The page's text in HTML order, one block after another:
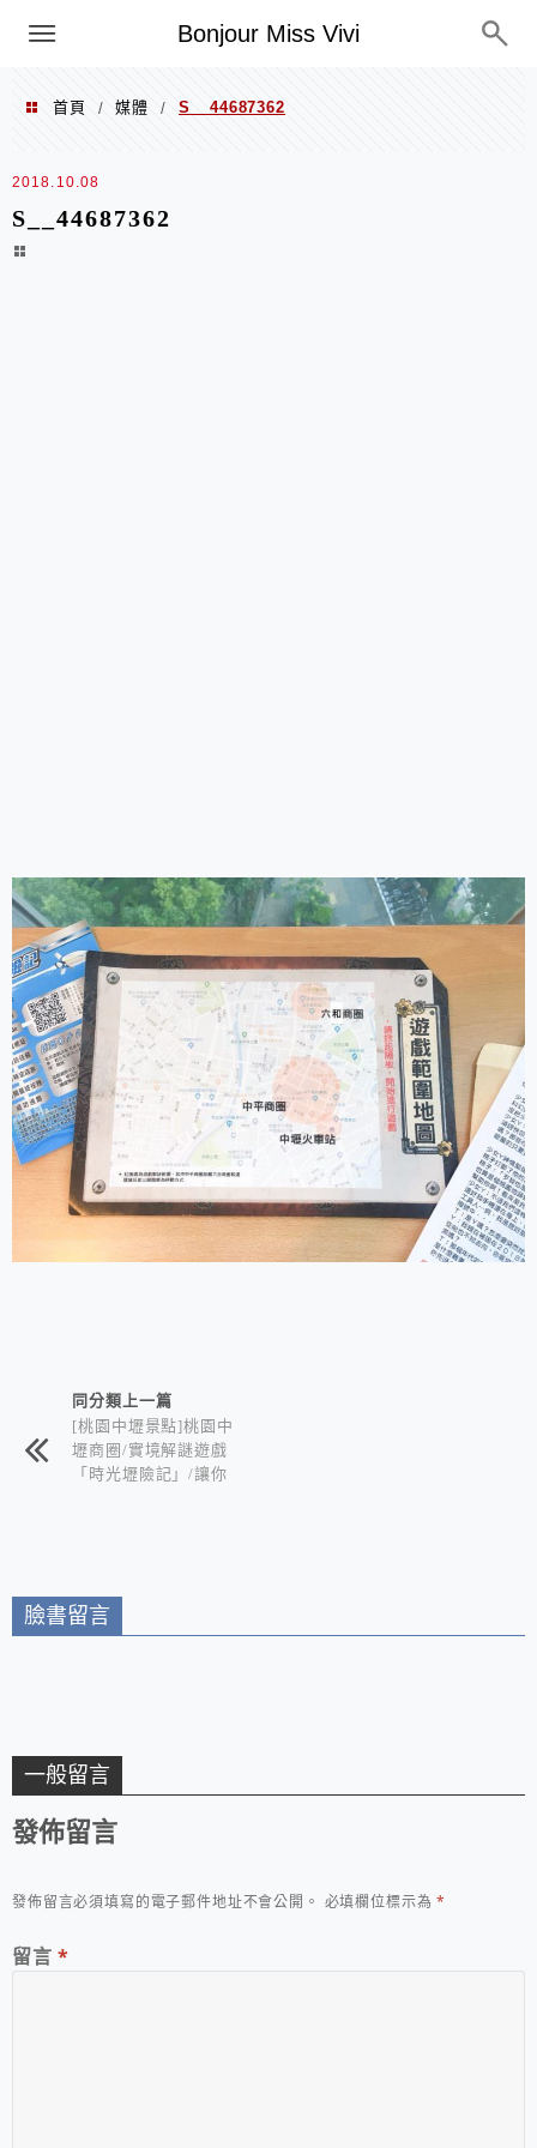
Bonjour Miss Vivi
選單
首頁 / 媒體 / S__44687362
2018.10.08
S__44687362
相連文章同分類上一篇
[桃園中壢景點]桃園中
壢商圈/實境解謎遊戲
「時光壢險記」/讓你
臉書留言
一般留言
發佈留言
發佈留言必須填寫的電子郵件地址不會公開。 必填欄位標示為*
留言 *